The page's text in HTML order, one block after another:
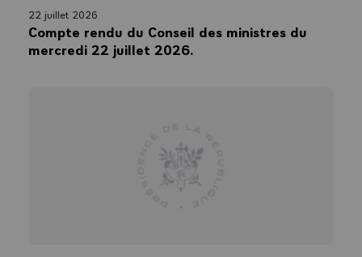
22 juillet 2026
Compte rendu du Conseil des ministres du
mercredi 22 juillet 2026.